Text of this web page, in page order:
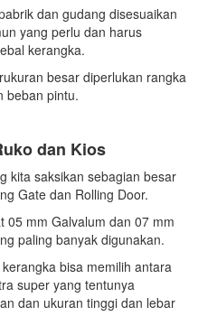
dan gudang disesuaikan
yang perlu dan harus
kerangka.
besar diperlukan rangka
beban pintu.
dan Kios
kita saksikan sebagian besar
Gate dan Rolling Door.
05 mm Galvalum dan 07 mm
paling banyak digunakan.
bisa memilih antara
super yang tentunya
dan ukuran tinggi dan lebar